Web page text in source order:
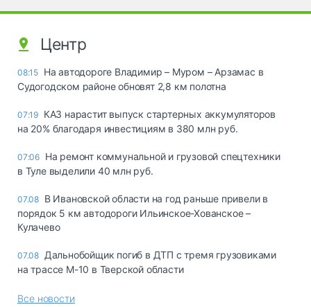
Центр
08:15 На автодороге Владимир – Муром – Арзамас в
Судогодском районе обновят 2,8 км полотна
07:19 КАЗ нарастит выпуск стартерных аккумуляторов
на 20% благодаря инвестициям в 380 млн руб.
07:06 На ремонт коммунальной и грузовой спецтехники
в Туле выделили 40 млн руб.
07.08 В Ивановской области на год раньше привели в
порядок 5 км автодороги Ильинское-Хованское –
Кулачево
07.08 Дальнобойщик погиб в ДТП с тремя грузовиками
на трассе М-10 в Тверской области
Все новости